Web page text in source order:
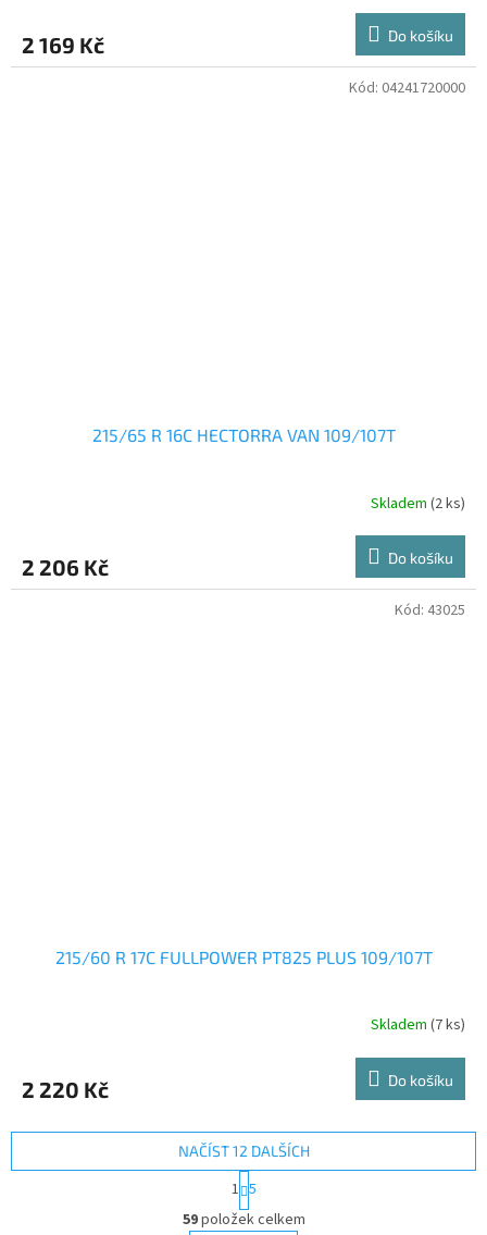
2 169 Kč Do košíku
215/65 R 16C HECTORRA VAN 109/107T
Skladem (2 ks)
2 206 Kč Do košíku
Kód: 04241720000
215/60 R 17C FULLPOWER PT825 PLUS 109/107T
Skladem (7 ks)
2 220 Kč Do košíku
Kód: 43025
O
v
NAČÍST 12 DALŠÍCH
S
t
r
1 5
59položek celkem